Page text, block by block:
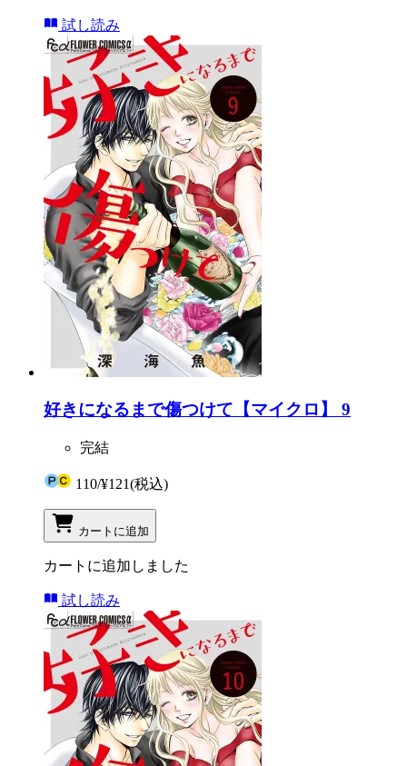
試し読み
好きになるまで傷つけて【マイクロ】 9
完結
110/¥121(税込)
カートに追加
カートに追加しました
試し読み